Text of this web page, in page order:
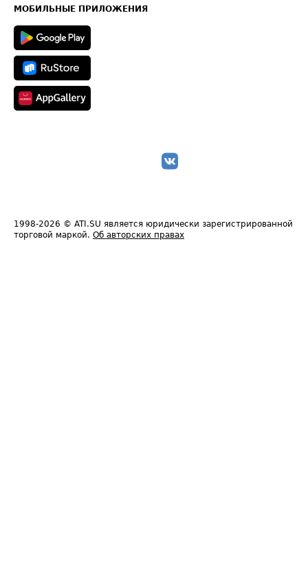
Техническая информация
МОБИЛЬНЫЕ ПРИЛОЖЕНИЯ
1998-2026 © ATI.SU является юридически зарегистрированной
торговой маркой. Об авторских правах